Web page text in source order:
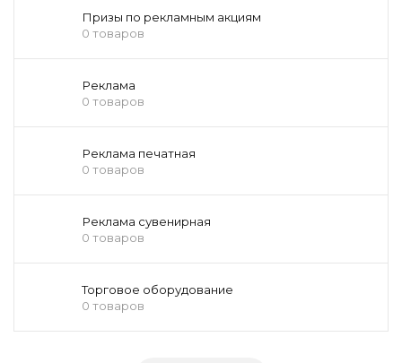
Призы по рекламным акциям
0 товаров
Реклама
0 товаров
Реклама печатная
0 товаров
Реклама сувенирная
0 товаров
Торговое оборудование
0 товаров